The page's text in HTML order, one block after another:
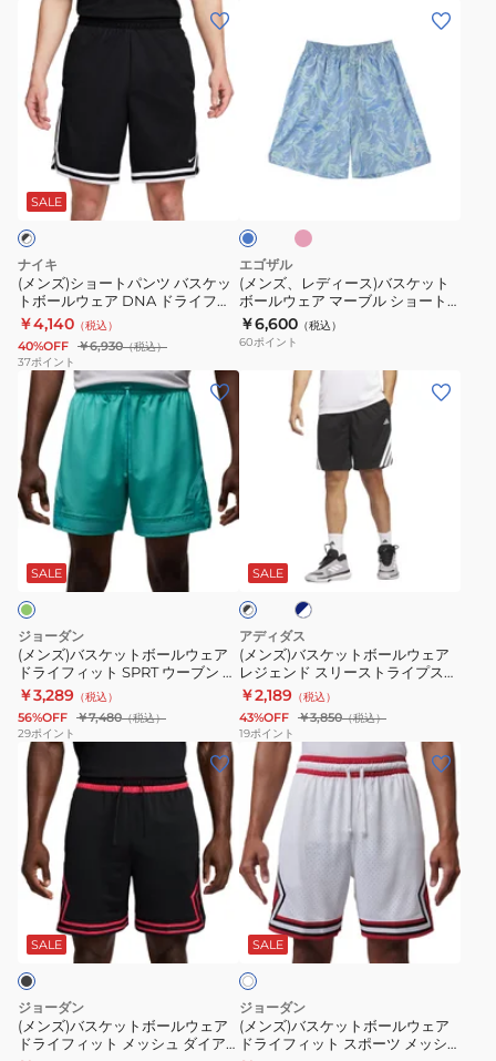
HF9910-
100
イ
ア
モ
シ
ョ
ー
ト
パ
ン
ツ
FQ2989-
075
ョ
ー
ト
パ
ン
HF9910-
ウ
ェ
ア
ト
ウ
エ
イ
ト
リ
バ
ー
シ
ブ
ル
シ
ョ
ト
パ
ン
ツ
EZSS26UHP010C
SPT
ESS
ウ
ー
ブ
ン
ツ
IF2160-
010
ズ)
シ
ョ
パ
ン
ツ
バ
ス
ケ
ッ
ト
ボ
ー
ル
ウ
ェ
DNA
ド
ラ
イ
フ
ィ
ッ
ト
イ
ン
チ
FN2652-
SALE
ナイキ
(メンズ)ショートパンツ バスケッ
トボールウェア DNA ドライフィ
ット 8インチ FN2652-010
￥4,140 （税込）
40%OFF ￥6,930（税込）
37ポイント
バ
ス
ケ
ッ
ト
ブ
ル
シ
ョ
ー
ト
パ
ン
ツ
EZSS26UHP009C
ブ
ル ン
ク
エゴザル
(メンズ、レディース)バスケット
ボールウェア マーブル ショート
パンツ EZSS26UHP009C
￥6,600 （税込）
60ポイント
(メ
ン
ズ)
バ
ス
ケ
ト
ボ
ー
ル
ウ
ェ
ア
ド
イ
フ
ィ
ッ
SPRT
ウ
ー
ブ
ン
SALE
ジョーダン
(メンズ)バスケットボールウェア
ドライフィット SPRT ウーブン ダ
イアモンド ショートパンツ
FQ2989-392
￥3,289 （税込）
56%OFF ￥7,480（税込）
29ポイント
ト
ボ
ー
ル
ウ
ェ
ア
レ
ジ
ェ
ン
ド
ス
ー
ス
ト
ラ
イ
SALE
ブ
ラ
ク
ホ
ワ
イ
ト
ネ
ビ
ー
ワ
イ
ト
アディダス
(メンズ)バスケットボールウェア
レジェンド スリーストライプス
ショーツ KPM98
￥2,189 （税込）
43%OFF ￥3,850（税込）
19ポイント
(メ
ズ)
バ
ス
ケ
ト
ボ
ー
ル
ウ
SALE
ジョーダン
(メンズ)バスケットボールウェア
ドライフィット メッシュ ダイア
(メ
ン
ズ)
バ
ス
ケ
ト
ボ
ー
ル
ウ
SALE
ワ
ト
ジョーダン
(メンズ)バスケットボールウェア
ドライフィット スポーツ メッシ